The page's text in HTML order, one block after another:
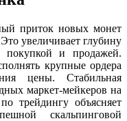
приток новых монет
увеличивает глубину
и продажей.
крупные ордера
цены. Стабильная
маркет-мейкеров на
трейдингу объясняет
скальпинговой